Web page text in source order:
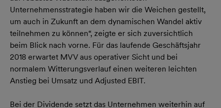
Unternehmensstrategie haben wir die Weichen gestellt,
um auch in Zukunft an dem dynamischen Wandel aktiv
teilnehmen zu können“, zeigte er sich zuversichtlich
beim Blick nach vorne. Für das laufende Geschäftsjahr
2018 erwartet MVV aus operativer Sicht und bei
normalem Witterungsverlauf einen weiteren leichten
Anstieg bei Umsatz und Adjusted EBIT.
Bei der Dividende setzt das Unternehmen weiterhin auf